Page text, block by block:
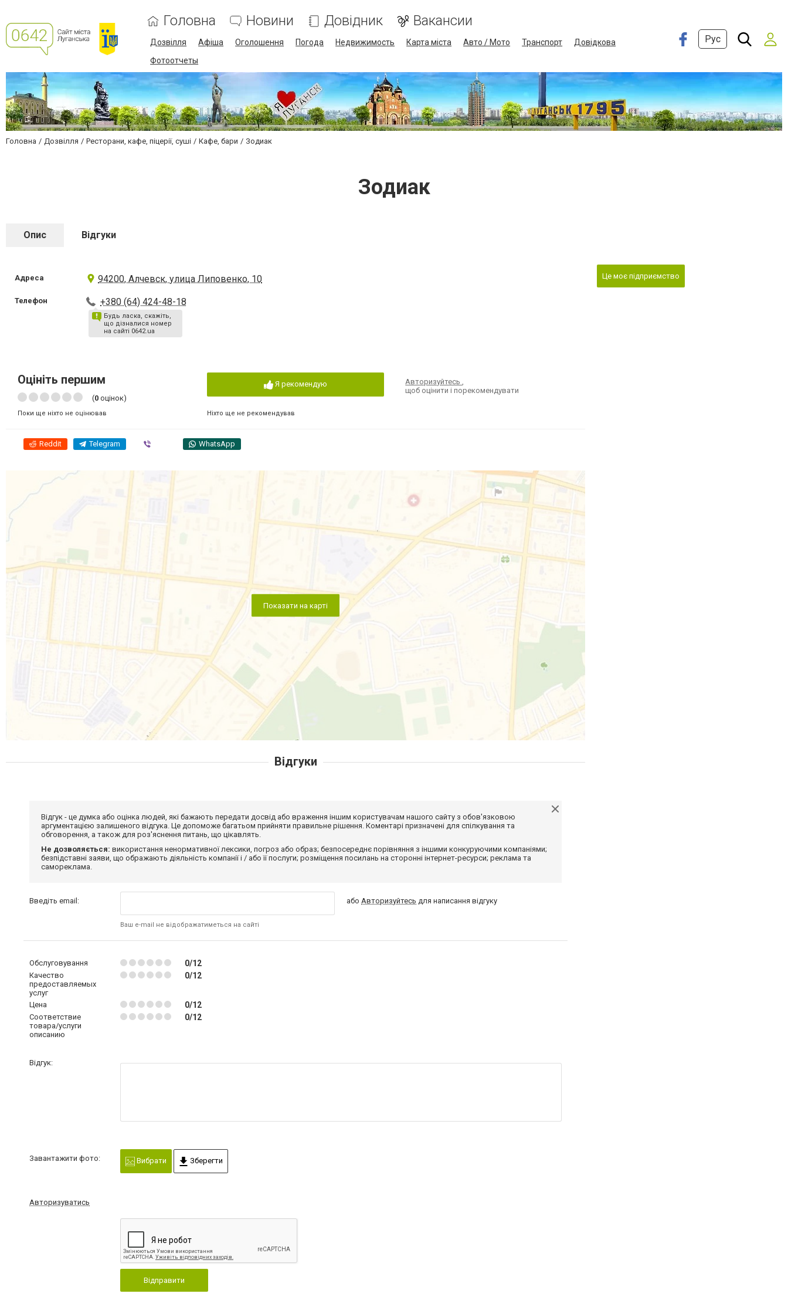
Головна Новини Довідник Вакансии
Дозвілля Афіша Оголошення Погода Недвижимость Карта міста Авто / Мото Транспорт
Довідкова
Фотоотчеты
Рус
Головна Дозвілля Ресторани, кафе, піцерії, суші Кафе, бари Зодиак
Зодиак
Опис Відгуки
Адреса 94200, Алчевск, улица Липовенко, 10
Телефон +380 (64) 424-48-18
Будь ласка, скажіть,
що дізналися номер
на сайті 0642.ua
Оцініть першим
(0 оцінок)
Поки ще ніхто не оцінював
Я рекомендую
Ніхто ще не рекомендував
Авторизуйтесь,
щоб оцінити і порекомендувати
Reddit Telegram WhatsApp
Показати на карті
Це моє підприємство
Відгуки
Відгук - це думка або оцінка людей, які бажають передати досвід або враження іншим користувачам нашого сайту з обов'язковою
аргументацією залишеного відгука. Це допоможе багатьом прийняти правильне рішення. Коментарі призначені для спілкування та
обговорення, а також для роз'яснення питань, що цікавлять.
Не дозволяється: використання ненормативної лексики, погроз або образ; безпосереднє порівняння з іншими конкуруючими компаніями;
безпідставні заяви, що ображають діяльність компанії і / або її послуги; розміщення посилань на сторонні інтернет-ресурси; реклама та
самореклама.
Введіть email:
Ваш e-mail не відображатиметься на сайті
абоАвторизуйтесь для написання відгуку
Обслуговування 0/12
Качество
предоставляемых
услуг
0/12
Цена 0/12
Соответствие
товара/услуги
описанию
0/12
Відгук:
Завантажити фото: Вибрати Зберегти
Авторизуватись
Відправити